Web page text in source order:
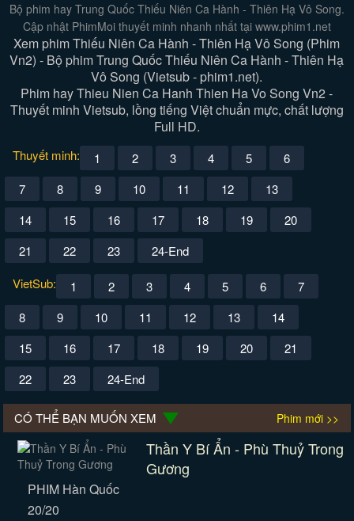
Bộ phim hay Trung Quốc Thiếu Niên Ca Hành - Thiên Hạ Vô Song.
Cập nhật PhimMoi thuyết minh nhanh nhất tại www.phim1.net
Xem phim Thiếu Niên Ca Hành - Thiên Hạ Vô Song (Phim
Vn2) - Bộ phim Trung Quốc Thiếu Niên Ca Hành - Thiên Hạ
Vô Song (Vietsub - phim1.net).
Phim hay Thieu Nien Ca Hanh Thien Ha Vo Song Vn2 -
Thuyết minh Vietsub, lồng tiếng Việt chuẩn mực, chất lượng
Full HD.
Thuyết minh: 1 2 3 4 5
6
7
8 9 10 11 12
13
14
15 16 17 18 19
20
21
22 23
24-End
VietSub:
1 2 3 4 5 6
7
8
9 10 11 12 13
14
15
16 17 18 19 20
21
22
23 24-End
CÓ THỂ BẠN MUỐN XEM Phim mới >>
Thần Y Bí Ẩn - Phù Thuỷ Trong
Gương
PHIM Hàn Quốc
20/20